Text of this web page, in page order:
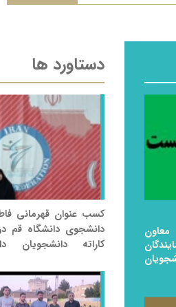
دستاورد ها
کسب عنوان قهرمانی
دانشجوی دانشگاه قم
کاراته دانشجویان